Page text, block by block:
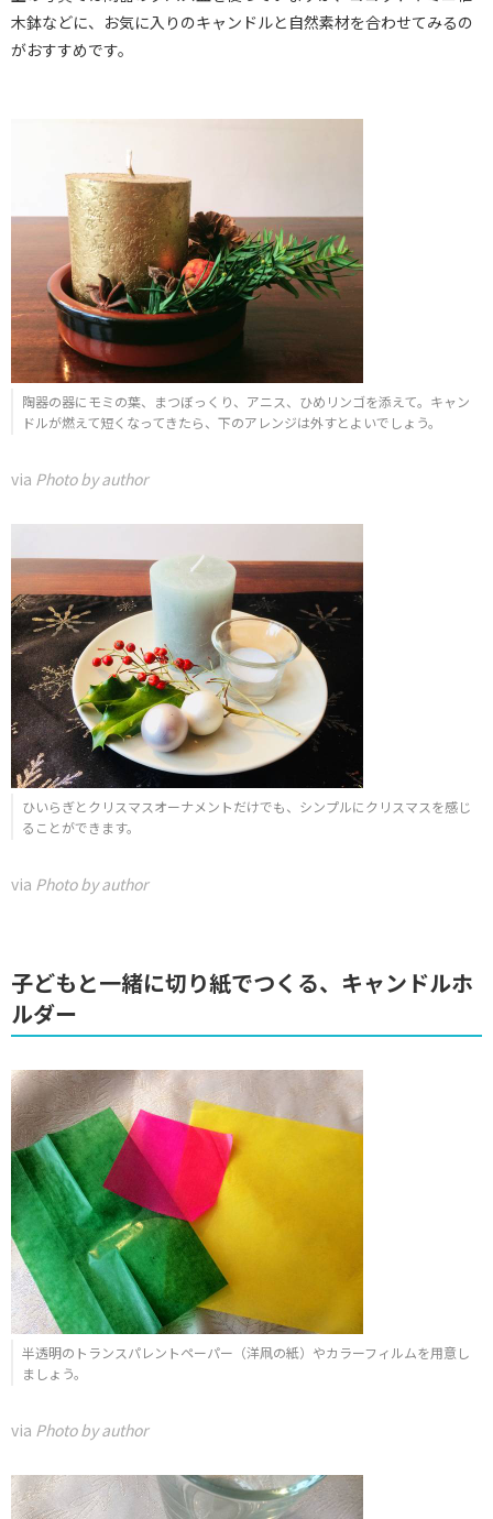
木鉢などに、お気に入りのキャンドルと自然素材を合わせてみるの
がおすすめです。
陶器の器にモミの葉、まつぼっくり、アニス、ひめリンゴを添えて。キャン
ドルが燃えて短くなってきたら、下のアレンジは外すとよいでしょう。
via Photo by author
ひいらぎとクリスマスオーナメントだけでも、シンプルにクリスマスを感じ
ることができます。
via Photo by author
子どもと一緒に切り紙でつくる、キャンドルホ
ルダー
半透明のトランスパレントペーパー（洋凧の紙）やカラーフィルムを用意し
ましょう。
via Photo by author